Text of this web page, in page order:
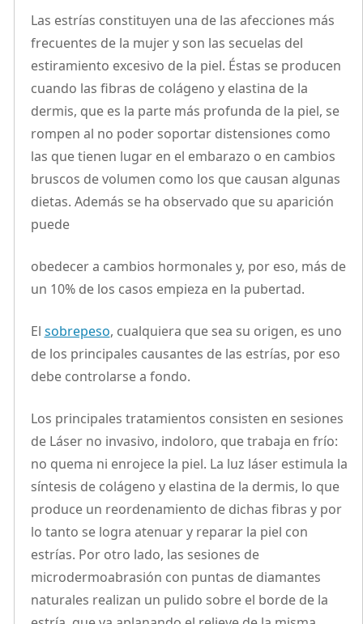
Las estrías constituyen una de las afecciones más
frecuentes de la mujer y son las secuelas del
estiramiento excesivo de la piel. Éstas se producen
cuando las fibras de colágeno y elastina de la
dermis, que es la parte más profunda de la piel, se
rompen al no poder soportar distensiones como
las que tienen lugar en el embarazo o en cambios
bruscos de volumen como los que causan algunas
dietas. Además se ha observado que su aparición
puede
obedecer a cambios hormonales y, por eso, más de
un 10% de los casos empieza en la pubertad.
El sobrepeso, cualquiera que sea su origen, es uno
de los principales causantes de las estrías, por eso
debe controlarse a fondo.
Los principales tratamientos consisten en sesiones
de Láser no invasivo, indoloro, que trabaja en frío:
no quema ni enrojece la piel. La luz láser estimula la
síntesis de colágeno y elastina de la dermis, lo que
produce un reordenamiento de dichas fibras y por
lo tanto se logra atenuar y reparar la piel con
estrías. Por otro lado, las sesiones de
microdermoabrasión con puntas de diamantes
naturales realizan un pulido sobre el borde de la